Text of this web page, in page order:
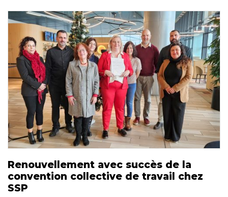
Renouvellement avec succès de la
convention collective de travail chez
SSP